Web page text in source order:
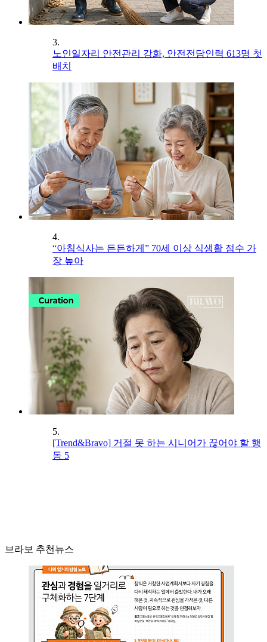
3.
노인일자리 안전관리 강화, 안전전담인력 613명 첫
배치
4.
“아침식사는 든든하게” 70세 이상 식생활 점수 가
장 높아
5.
[Trend&Bravo] 거절 못 하는 시니어가 끊어야 할 행
동 5
브라보 추천뉴스